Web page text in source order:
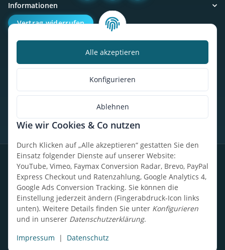
Alle akzeptieren
Konfigurieren
Ablehnen
Wie wir Cookies & Co nutzen
Durch Klicken auf „Alle akzeptieren“ gestatten Sie den
Einsatz folgender Dienste auf unserer Website:
YouTube, Vimeo, Faymax Conversion Radar, Brevo, PayPal
Express Checkout und Ratenzahlung, Google Analytics 4,
Google Ads Conversion Tracking. Sie können die
Einstellung jederzeit ändern (Fingerabdruck-Icon links
unten). Weitere Details finden Sie unter Konfigurieren
und in unserer Datenschutzerklärung.
Impressum
| Datenschutz
Informationen
Vertrag widerrufen
Kalorienbedarfsrechner
So findest du uns
* Alle Preise inkl. gesetzlicher USt., zzgl.Versand
DatenschutzWiderrufsrecht AGBImpressumSitemap
Design, Entwicklung & technische Betreuung: UpCode.ONE Sp.
z o.o.